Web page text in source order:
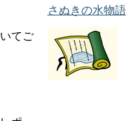
てご
さぬきの水物語